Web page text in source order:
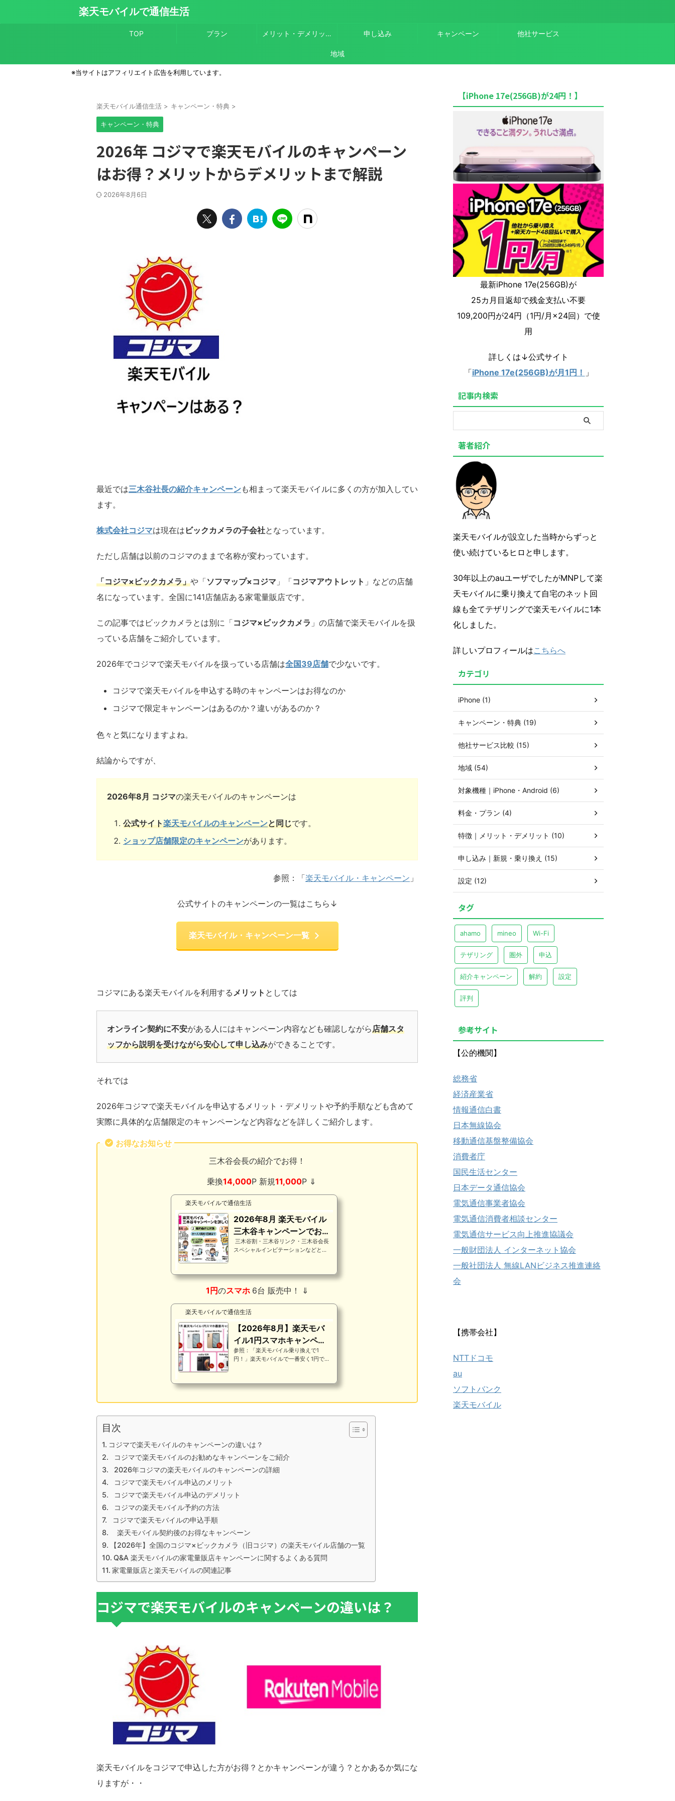
楽天モバイルで通信生活
TOP プラン メリット・デメリット 申し込み キャンペーン 他社サービス
地域
※当サイトはアフィリエイト広告を利用しています。
楽天モバイル通信生活 > キャンペーン・特典 >
キャンペーン・特典
2026年 コジマで楽天モバイルのキャンペーン
はお得？メリットからデメリットまで解説
2026年8月6日
最近では三木谷社長の紹介キャンペーンも相まって楽天モバイルに多くの方が加入してい
ます。
株式会社コジマは現在は ビックカメラの子会社となっています。
ただし店舗は以前のコジマのままで名称が変わっています。
「コジマ×ビックカメラ」や「ソフマップ×コジマ 」「コジマアウトレット 」などの店舗
名になっています。全国に141店舗店ある家電量販店です。
この記事ではビックカメラとは別に「コジマ×ビックカメラ 」の店舗で楽天モバイルを扱
っている店舗をご紹介しています。
2026年でコジマで楽天モバイルを扱っている店舗は全国39店舗で少ないです。
コジマで楽天モバイルを申込する時のキャンペーンはお得なのか
コジマで限定キャンペーンはあるのか？違いがあるのか？
色々と気になりますよね。
結論からですが、
2026年8月 コジマの楽天モバイルのキャンペーンは
公式サイト楽天モバイルのキャンペーンと同じです。
ショップ店舗限定のキャンペーンがあります。
参照：「楽天モバイル・キャンペーン 」
公式サイトのキャンペーンの一覧はこちら↓
楽天モバイル・キャンペーン一覧
コジマにある楽天モバイルを利用するメリット としては
オンライン契約に不安がある人にはキャンペーン内容なども確認しながら店舗スタ
ッフから説明を受けながら安心して申し込みができることです。
それでは
2026年コジマで楽天モバイルを申込するメリット・デメリットや予約手順なども含めて
実際に具体的な店舗限定のキャンペーンなど内容などを詳しくご紹介します。
お得なお知らせ
三木谷会長の紹介でお得！
乗換14,000P 新規11,000P ⇓
楽天モバイルで通信生活
2026年8月 楽天モバイル
三木谷キャンペーンでお得
に契約！14000Pいつもら
える？出...
三木谷割・三木谷リンク・三木谷会長
スペシャルインビテーションなどとも
論からですが2026年8月現在で１三木
換え14000P乗換以外11000P（増量
で？↓「未定」で継続中です。３三木
る？↓翌々月から3ヶ月（3回）４三木
谷キャンペーンは2回線目は契約でき
る？↓1人1契約1回線まで※未申込であ
れば2回線目もOK５三木谷キャンペー
ンは出戻り・再契約はできる...
1 円のスマホ 6台 販売中！ ⇓
楽天モバイルで通信生活
【2026年8月】楽天モバ
イル1円スマホキャンペー
ンで1番安く買える！デメ
リット・い...
参照：「楽天モバイル乗り換えで1
円！」楽天モバイルで一番安く1円で買
円で購入できるスマホが6台ありまし
イルに1円スマホありますか？↓3機種
へ・楽天モバイルの1円スマホはいつま
で？↓未定です。※公式サイトへ・楽
天モバイルの1円スマホの購入条件は？
↓基本は乗換（MNP）です。※18未
目次
コジマで楽天モバイルのキャンペーンの違いは？
コジマで楽天モバイルのお勧めなキャンペーンをご紹介
2026年コジマの楽天モバイルのキャンペーンの詳細
コジマで楽天モバイル申込のメリット
コジマで楽天モバイル申込のデメリット
コジマの楽天モバイル予約の方法
コジマで楽天モバイルの申込手順
楽天モバイル契約後のお得なキャンペーン
【2026年】全国のコジマ×ビックカメラ（旧コジマ）の楽天モバイル店舗の一覧
Q&A 楽天モバイルの家電量販店キャンペーンに関するよくある質問
家電量販店と楽天モバイルの関連記事
コジマで楽天モバイルのキャンペーンの違いは？
楽天モバイルをコジマで申込した方がお得？とかキャンペーンが違う？とかあるか気にな
りますが・・
【iPhone 17e(256GB)が24円！】
最新iPhone 17e(256GB)が
25カ月目返却で残金支払い不要
109,200円が24円（1円/月×24回）で使
用
詳しくは↓公式サイト
「iPhone 17e(256GB)が月1円！ 」
記事内検索
著者紹介
楽天モバイルが設立した当時からずっと
使い続けているヒロと申します。
30年以上のauユーザでしたがMNPして楽
天モバイルに乗り換えて自宅のネット回
線も全てテザリングで楽天モバイルに1本
化しました。
詳しいプロフィールはこちらへ
カテゴリ
iPhone (1)
キャンペーン・特典 (19)
他社サービス比較 (15)
地域 (54)
対象機種｜iPhone・Android (6)
料金・プラン (4)
特徴｜メリット・デメリット (10)
申し込み｜新規・乗り換え (15)
設定 (12)
タグ
ahamo mineo Wi-Fi
テザリング 圏外 申込
紹介キャンペーン 解約 設定
評判
参考サイト
【公的機関】
総務省
経済産業省
情報通信白書
日本無線協会
移動通信基盤整備協会
消費者庁
国民生活センター
日本データ通信協会
電気通信事業者協会
電気通信消費者相談センター
電気通信サービス向上推進協議会
一般財団法人 インターネット協会
一般社団法人 無線LANビジネス推進連絡
会
【携帯会社】
NTTドコモ
au
ソフトバンク
楽天モバイル